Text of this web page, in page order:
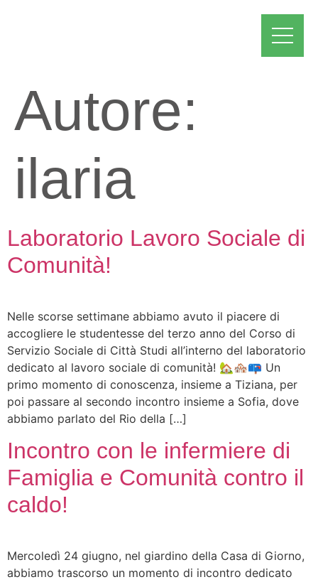
Autore:
ilaria
Laboratorio Lavoro Sociale di
Comunità!
Nelle scorse settimane abbiamo avuto il piacere di
accogliere le studentesse del terzo anno del Corso di
Servizio Sociale di Città Studi all’interno del laboratorio
dedicato al lavoro sociale di comunità! 🏡🏘📪 Un
primo momento di conoscenza, insieme a Tiziana, per
poi passare al secondo incontro insieme a Sofia, dove
abbiamo parlato del Rio della […]
Incontro con le infermiere di
Famiglia e Comunità contro il
caldo!
Mercoledì 24 giugno, nel giardino della Casa di Giorno,
abbiamo trascorso un momento di incontro dedicato